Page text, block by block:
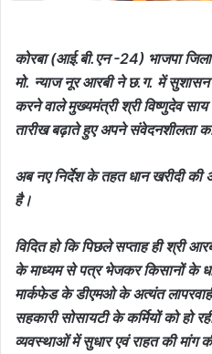
कोरबा (आई.बी.एन -24) भाजपा
मो. न्याज नूर आरबी ने छ.ग. में
करने वाले मुख्यमंत्री श्री विष्णुदेव
तारीख बढ़ाते हुए अपने संवेदनशीलता
अब नए निर्देश के तहत धान खरीदी की
है।
विदित हो कि पिछले सप्ताह ही श्री
के माध्यम से पत्र भेजकर किसानों के
मार्कफेड के डीएमओ के अत्यंत
सहकारी सोसायटी के कर्मियों को हो
व्यवस्थाओं में सुधार एवं राहत की मांग